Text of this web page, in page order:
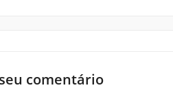
comentário